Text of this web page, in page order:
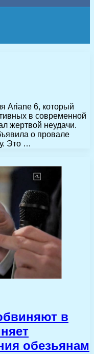
Ariane 6, который
в современной
жертвой неудачи.
о провале
Это …
в
обезьянам